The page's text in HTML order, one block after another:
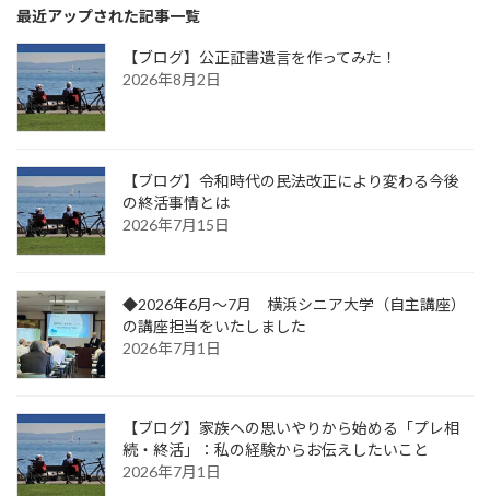
最近アップされた記事一覧
【ブログ】公正証書遺言を作ってみた！
2026年8月2日
【ブログ】令和時代の民法改正により変わる今後
の終活事情とは
2026年7月15日
◆2026年6月～7月 横浜シニア大学（自主講座）
の講座担当をいたしました
2026年7月1日
【ブログ】家族への思いやりから始める「プレ相
続・終活」：私の経験からお伝えしたいこと
2026年7月1日